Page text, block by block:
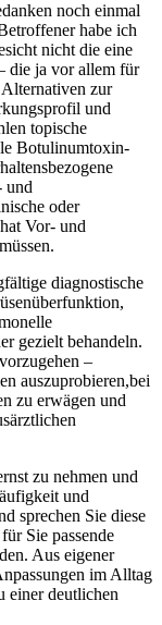
noch einmal
habe⁤ ich
nicht⁤ die eine
die ja vor allem für
Alternativen zur
und
topische⁤
Botulinumtoxin-
und
oder
Vor‑ und
diagnostische‍
gezielt behandeln.⁣
–
auszuprobieren,bei
zu ⁤erwägen⁤ und
‌zu nehmen⁣ und
und
sprechen ⁤Sie diese
Sie passende
Aus eigener
im Alltag
einer deutlichen